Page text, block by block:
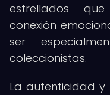
estrellados
conexión
ser
coleccionistas.
La autenticidad